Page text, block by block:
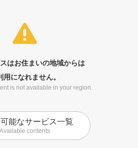
はお住まいの地域からは
用になれません。
is not available in your region.
能なサービス一覧
Available contents